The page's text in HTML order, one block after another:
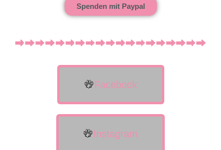
Spenden mit Paypal
Facebook
Instagram